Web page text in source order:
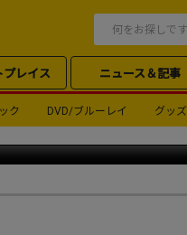
プレイス ニュース＆記事
ク DVD/ブルーレイ グッズ